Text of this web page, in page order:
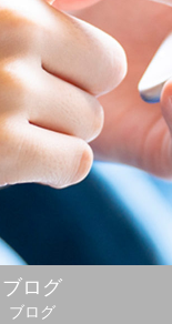
ブログ
ブログ